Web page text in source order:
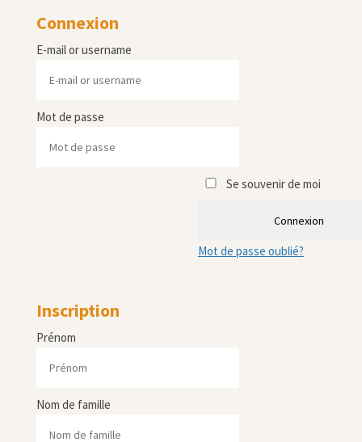
Connexion
E-mail or username
Mot de passe
Se souvenir de moi
Connexion
Mot de passe oublié?
Inscription
Prénom
Nom de famille